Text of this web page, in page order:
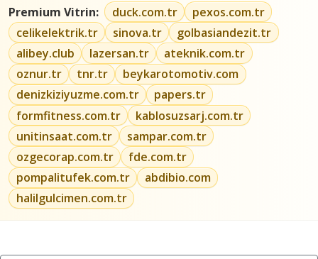
Premium Vitrin: duck.com.tr
pexos.com.tr
celikelektrik.tr
sinova.tr
golbasiandezit.tr
alibey.club
lazersan.tr
ateknik.com.tr
oznur.tr
tnr.tr
beykarotomotiv.com
denizkiziyuzme.com.tr
papers.tr
formfitness.com.tr
kablosuzsarj.com.tr
unitinsaat.com.tr
sampar.com.tr
ozgecorap.com.tr
fde.com.tr
pompalitufek.com.tr
abdibio.com
halilgulcimen.com.tr